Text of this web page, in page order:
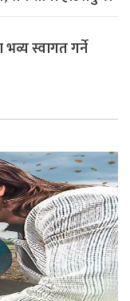
स्वागत गर्ने